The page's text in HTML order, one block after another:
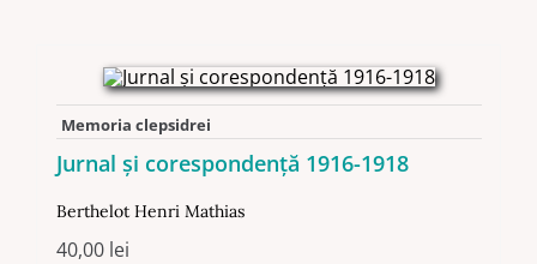
Memoria clepsidrei
Jurnal şi corespondenţă 1916-1918
Berthelot Henri Mathias
40,00 lei